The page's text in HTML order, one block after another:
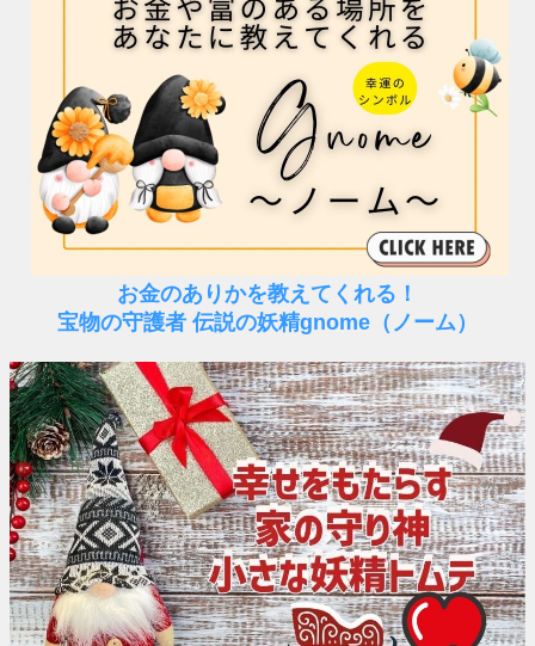
お金のありかを教えてくれる！
宝物の守護者 伝説の妖精gnome（ノーム）